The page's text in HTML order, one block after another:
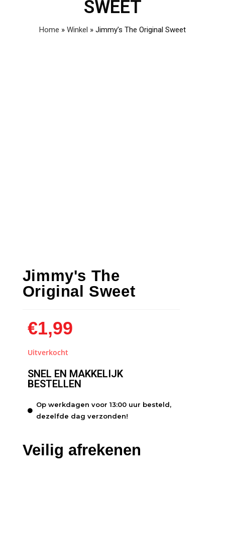
SWEET
Home » Winkel » Jimmy’s The Original Sweet
Jimmy's The
Original Sweet
€1,99
Uitverkocht
SNEL EN MAKKELIJK
BESTELLEN
Op werkdagen voor 13:00 uur besteld,
dezelfde dag verzonden!
Veilig afrekenen